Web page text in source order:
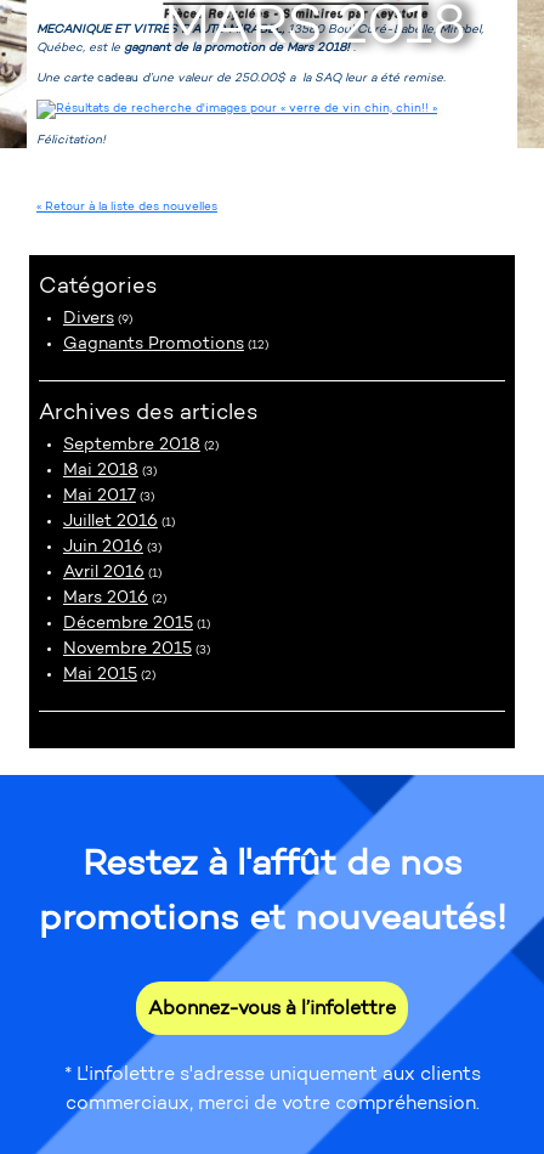
MARS 2018
MECANIQUE ET VITRES D’AUTO MIRABEL, 13580 Boul Curé-Labelle, Mirabel,
Québec, est le gagnant de la promotion de Mars 2018!.
Une carte cadeau d’une valeur de 250.00$ a la SAQ leur a été remise.
Félicitation!
« Retour à la liste des nouvelles
Catégories
Divers(9)
Gagnants Promotions(12)
Archives des articles
Septembre 2018 (2)
Mai 2018 (3)
Mai 2017 (3)
Juillet 2016 (1)
Juin 2016 (3)
Avril 2016 (1)
Mars 2016 (2)
Décembre 2015(1)
Novembre 2015(3)
Mai 2015(2)
Restez à l'affût de nos
promotions et nouveautés!
Abonnez-vous à l’infolettre
* L'infolettre s'adresse uniquement aux clients
commerciaux, merci de votre compréhension.